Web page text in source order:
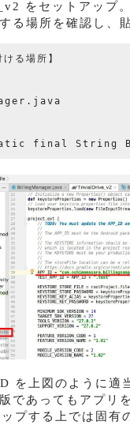
をセットアップ。
る場所を確認し、
ける場所】
を上図のように適
であってもアプリ
プする上では固有